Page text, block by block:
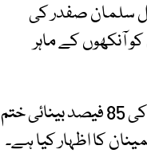
سلمان صفدر کی
آنکھوں کے ماہر
سلمان صفدر کی رپورٹ میں بتایا گیا ہے کہ عمران خان کی دائیں آنکھ کی 85 فیصد بینائی ختم
کا اظہار کیا ہے۔